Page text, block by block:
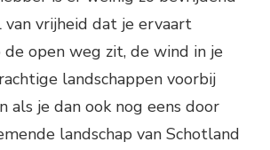
vrijheid dat je ervaart
de open weg zit, de wind in je
landschappen voorbij
als je dan ook nog eens door
landschap van Schotland